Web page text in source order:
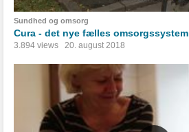
Sundhed og omsorg
Cura - det nye fælles omsorgssystem
3.894 views 20. august 2018